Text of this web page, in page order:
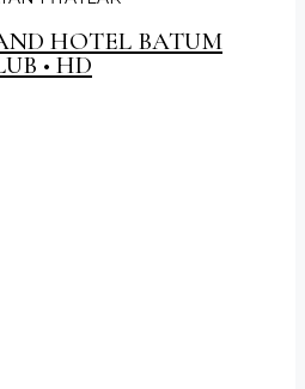
HOTEL BATUM
• HD